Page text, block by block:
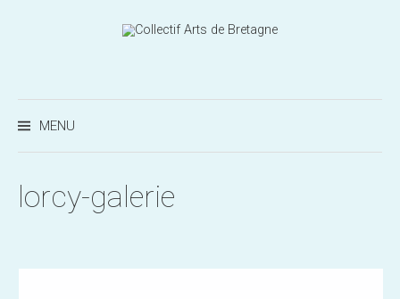
MENU
lorcy-galerie